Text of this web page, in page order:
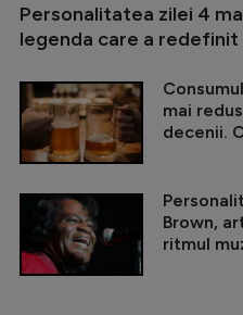
Personalitatea zilei 4
legenda care a
mai
decenii.
Brown,
ritmul